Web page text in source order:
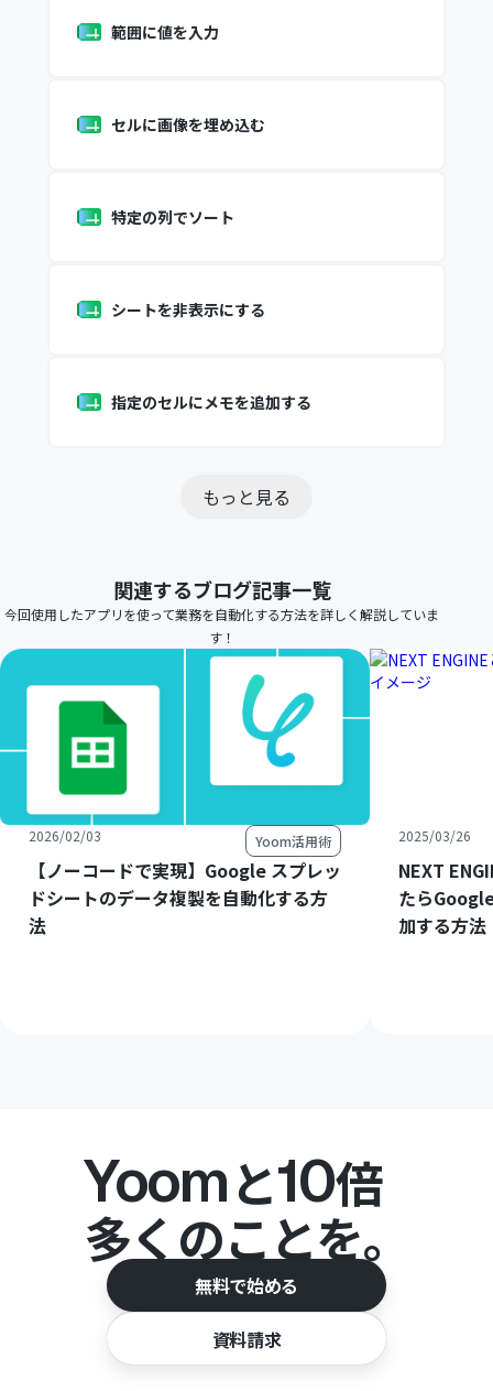
範囲に値を入力
セルに画像を埋め込む
特定の列でソート
シートを非表示にする
指定のセルにメモを追加する
もっと見る
関連するブログ記事一覧
今回使用したアプリを使って業務を自動化する方法を詳しく解説していま
す！
2026/02/03 Yoom活用術
【ノーコードで実現】Google スプレッ
ドシートのデータ複製を自動化する方
法
2025/03/26
NEXT
たら
加する方法
Yoomと10倍
多くのことを。
無料で始める
資料請求